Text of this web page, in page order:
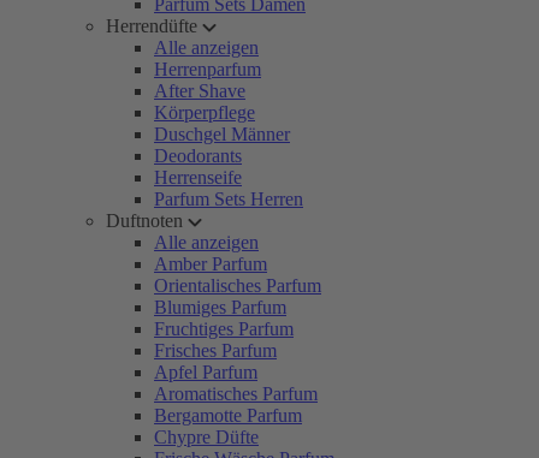
Parfum Sets Damen
Herrendüfte
Alle anzeigen
Herrenparfum
After Shave
Körperpflege
Duschgel Männer
Deodorants
Herrenseife
Parfum Sets Herren
Duftnoten
Alle anzeigen
Amber Parfum
Orientalisches Parfum
Blumiges Parfum
Fruchtiges Parfum
Frisches Parfum
Apfel Parfum
Aromatisches Parfum
Bergamotte Parfum
Chypre Düfte